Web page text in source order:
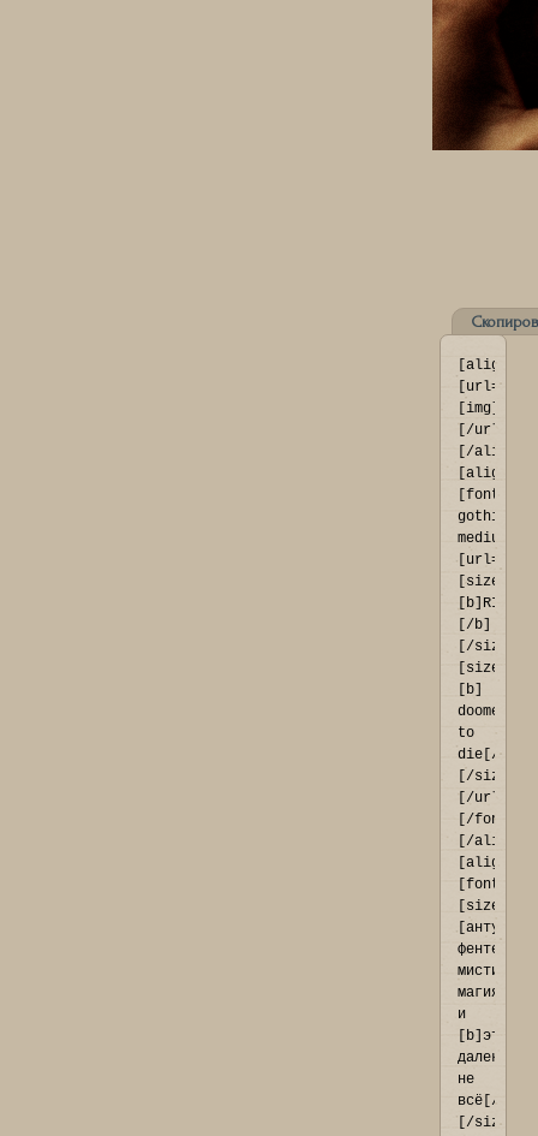
[/url]
[/align]
gothic
medium]
[size=73]
[/b]
[/size]
[size=28]
[b]
doomed
to
die[/b]
[/size]
[/url]
[/font]
[/align]
[size=14]
фентези,
мистика,
магия
и
[b]это
далеко
не
всё[/b]]
[/size]